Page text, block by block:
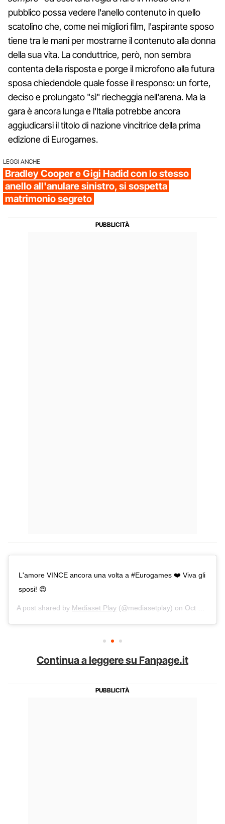
pubblico possa vedere l'anello contenuto in quello
scatolino che, come nei migliori film, l'aspirante sposo
tiene tra le mani per mostrarne il contenuto alla donna
della sua vita. La conduttrice, però, non sembra
contenta della risposta e porge il microfono alla futura
sposa chiedendole quale fosse il responso: un forte,
deciso e prolungato "sì" riecheggia nell'arena. Ma la
gara è ancora lunga e l'Italia potrebbe ancora
aggiudicarsi il titolo di nazione vincitrice della prima
edizione di Eurogames.
LEGGI ANCHE
Bradley Cooper e Gigi Hadid con lo stesso
anello all'anulare sinistro, si sospetta
matrimonio segreto
L'amore VINCE ancora una volta a #Eurogames ❤️ Viva gli
sposi! 😍
A post shared by Mediaset Play (@mediasetplay) on Oct 24, 2019 at 1:25pm PDT
Continua a leggere su Fanpage.it